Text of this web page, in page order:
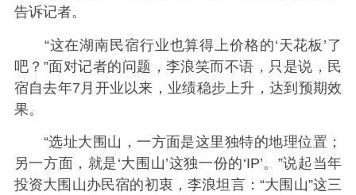
告诉记者。
“这在湖南民宿行业也算得上价格的‘天花板’了
吧？”面对记者的问题，李浪笑而不语，只是说，民
宿自去年7月开业以来，业绩稳步上升，达到预期效
果。
“选址大围山，一方面是这里独特的地理位置；
另一方面，就是‘大围山’这独一份的‘IP’。”说起当年
投资大围山办民宿的初衷，李浪坦言：“大围山”这三